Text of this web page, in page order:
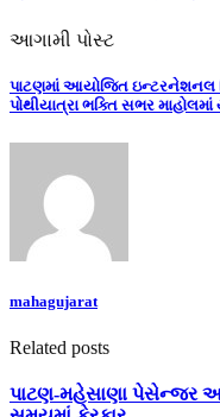
આગામી પોસ્ટ
પાટણમાં આયોજિત ઇન્ટરનેશનલ
પોથીયાત્રા ભક્તિ સભર
mahagujarat
Related posts
પાટણ-મહેસાણા પેસેન્જર